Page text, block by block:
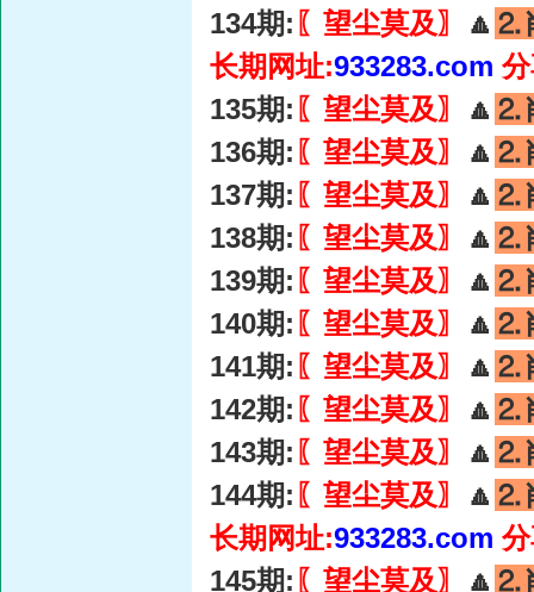
134期: 〖望尘莫及〗 🔼 ⒉
长期网址:933283.com
135期: 〖望尘莫及〗 🔼 ⒉
136期: 〖望尘莫及〗 🔼 ⒉
137期: 〖望尘莫及〗 🔼 ⒉
138期: 〖望尘莫及〗 🔼 ⒉
139期: 〖望尘莫及〗 🔼 ⒉
140期: 〖望尘莫及〗 🔼 ⒉
141期: 〖望尘莫及〗 🔼 ⒉
142期: 〖望尘莫及〗 🔼 ⒉
143期: 〖望尘莫及〗 🔼 ⒉
144期: 〖望尘莫及〗 🔼 ⒉
长期网址:933283.com
145期: 〖望尘莫及〗 🔼 ⒉